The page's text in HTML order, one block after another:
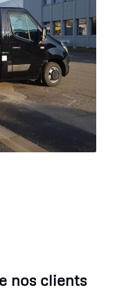
nos clients